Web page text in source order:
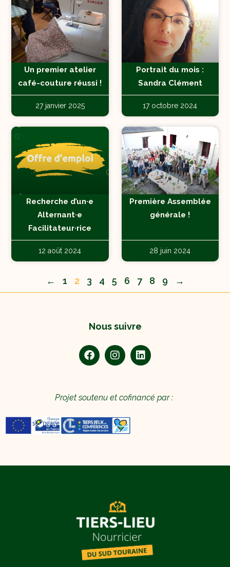
Un premier atelier
café-couture réussi !
27 janvier 2025
Portrait du mois :
Sandra Clément
17 octobre 2024
Recherche d’un·e
Alternant·e
Facilitateur·rice
12 août 2024
Première Assemblée
générale !
28 juin 2024
← 1 2 3 4 5 6 7 8 9 →
Nous suivre
Projet soutenu et cofinancé par :